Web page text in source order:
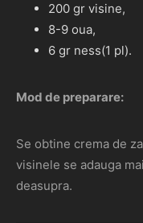
200 gr visine,
8-9 oua,
6 gr ness(1 pl).
Mod de preparare:
Se obtine crema de
visinele se adauga
deasupra.